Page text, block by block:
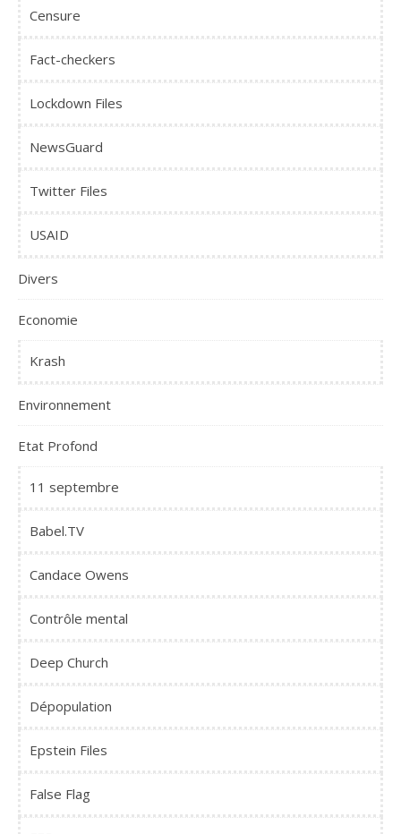
Censure
Fact-checkers
Lockdown Files
NewsGuard
Twitter Files
USAID
Divers
Economie
Krash
Environnement
Etat Profond
11 septembre
Babel.TV
Candace Owens
Contrôle mental
Deep Church
Dépopulation
Epstein Files
False Flag